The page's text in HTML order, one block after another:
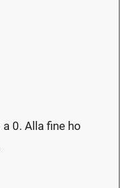
0. Alla fine ho